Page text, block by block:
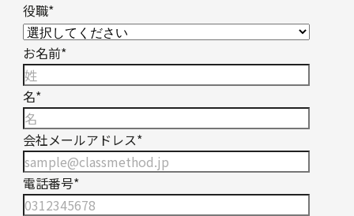
役職*
お名前*
名*
会社メールアドレス*
電話番号*